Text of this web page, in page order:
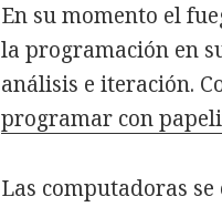
En su momento el
la programación en
análisis e iteración.
programar con
Las computadoras